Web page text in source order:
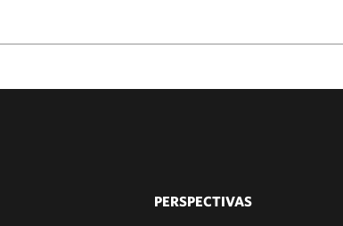
PERSPECTIVAS